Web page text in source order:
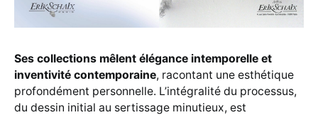
Ses collections mêlent élégance intemporelle et
inventivité contemporaine, racontant une esthétique
profondément personnelle. L’intégralité du processus,
du dessin initial au sertissage minutieux, est